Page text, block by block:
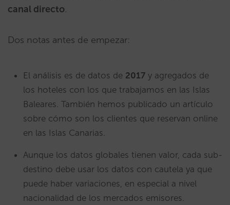
canal directo.
Dos notas antes de empezar:
El análisis es de datos de 2017 y agregados de
los hoteles con los que trabajamos en las Islas
Baleares. También hemos publicado un artículo
sobre cómo son los clientes que reservan online
en las Islas Canarias.
Aunque los datos globales tienen valor, cada sub-
destino debe usar los datos con cautela ya que
puede haber variaciones, en especial a nivel
nacionalidad de los mercados emisores.